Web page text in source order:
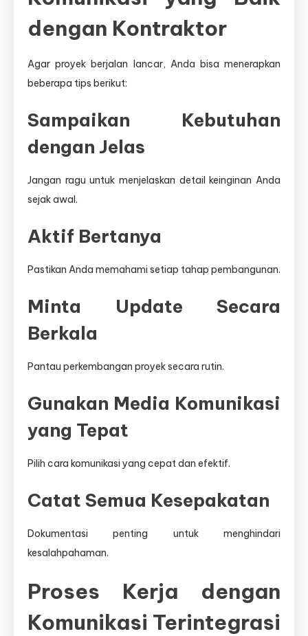
dengan Kontraktor
Agar proyek berjalan lancar, Anda bisa menerapkan
beberapa tips berikut:
Sampaikan Kebutuhan
dengan Jelas
Jangan ragu untuk menjelaskan detail keinginan Anda
sejak awal.
Aktif Bertanya
Pastikan Anda memahami setiap tahap pembangunan.
Minta Update Secara
Berkala
Pantau perkembangan proyek secara rutin.
Gunakan Media Komunikasi
yang Tepat
Pilih cara komunikasi yang cepat dan efektif.
Catat Semua Kesepakatan
Dokumentasi penting untuk menghindari
kesalahpahaman.
Proses Kerja dengan
Komunikasi Terintegrasi